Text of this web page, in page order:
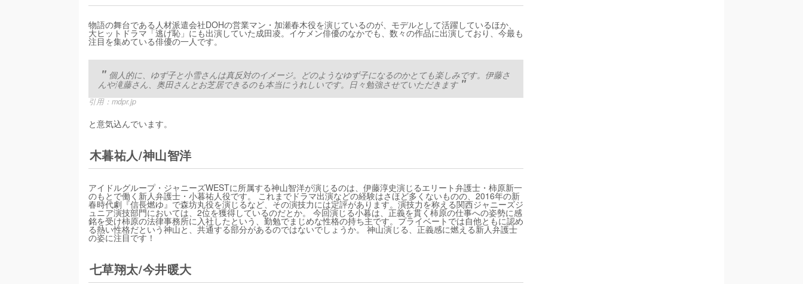
物語の舞台である人材派遣会社DOHの営業マン・加瀬春木役を演じているのが、モデルとして活躍しているほか、
大ヒットドラマ「逃げ恥」にも出演していた成田凌。イケメン俳優のなかでも、数々の作品に出演しており、今最も
注目を集めている俳優の一人です。
個人的に、ゆず子と小雪さんは真反対のイメージ。どのようなゆず子になるのかとても楽しみです。伊藤さ
んや滝藤さん、奥田さんとお芝居できるのも本当にうれしいです。日々勉強させていただきます
引用：mdpr.jp
と意気込んでいます。
木暮祐人/神山智洋
アイドルグループ・ジャニーズWESTに所属する神山智洋が演じるのは、伊藤淳史演じるエリート弁護士・柿原新一
のもとで働く新人弁護士・小暮祐人役です。 これまでドラマ出演などの経験はさほど多くないものの、2016年の新
春時代劇『信長燃ゆ』で森坊丸役を演じるなど、その演技力には定評があります。演技力を称える関西ジャニーズジ
ュニア演技部門においては、2位を獲得しているのだとか。 今回演じる小暮は、正義を貫く柿原の仕事への姿勢に感
銘を受け柿原の法律事務所に入社したという、勤勉でまじめな性格の持ち主です。プライベートでは自他ともに認め
る熱い性格だという神山と、共通する部分があるのではないでしょうか。 神山演じる、正義感に燃える新人弁護士
の姿に注目です！
七草翔太/今井暖大